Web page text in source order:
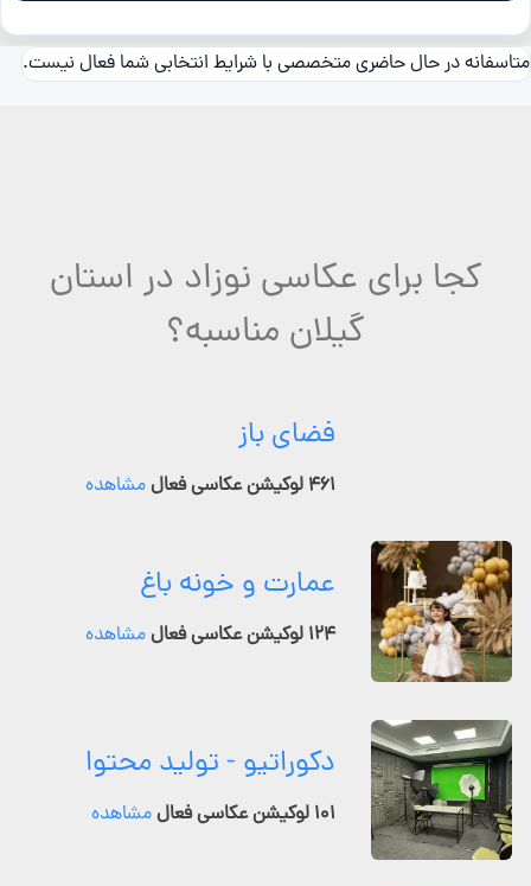
متاسفانه در حال حاضری متخصصی با شرایط انتخابی شما فعال نیست.
کجا برای عکاسی نوزاد در استان
گیلان مناسبه؟
فضای باز
۴۶۱ لوکیشن عکاسی فعال مشاهده
عمارت و خونه باغ
۱۲۴ لوکیشن عکاسی فعال مشاهده
دکوراتیو - تولید محتوا
۱۰۱ لوکیشن عکاسی فعال مشاهده